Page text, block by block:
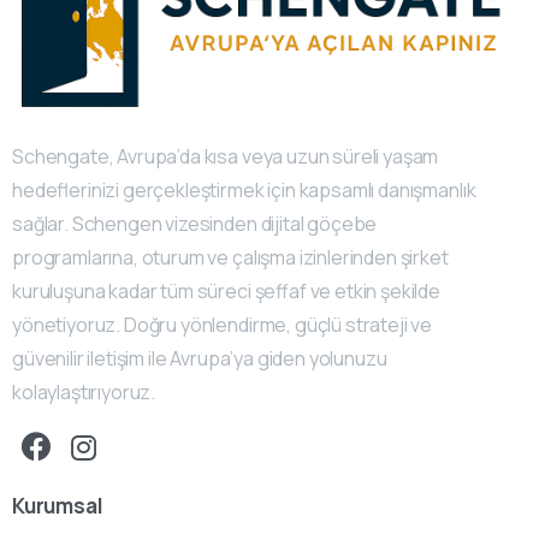
Schengate, Avrupa’da kısa veya uzun süreli yaşam
hedeflerinizi gerçekleştirmek için kapsamlı danışmanlık
sağlar. Schengen vizesinden dijital göçebe
programlarına, oturum ve çalışma izinlerinden şirket
kuruluşuna kadar tüm süreci şeffaf ve etkin şekilde
yönetiyoruz. Doğru yönlendirme, güçlü strateji ve
güvenilir iletişim ile Avrupa’ya giden yolunuzu
kolaylaştırıyoruz.
Kurumsal